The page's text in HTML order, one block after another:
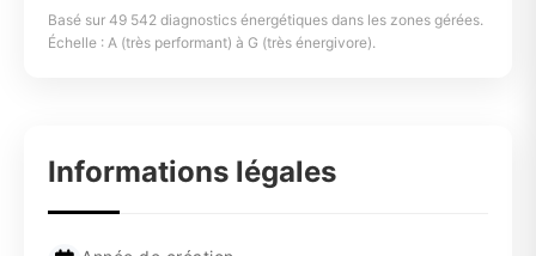
Basé sur 49 542 diagnostics énergétiques dans les zones gérées.
Échelle : A (très performant) à G (très énergivore).
Informations légales